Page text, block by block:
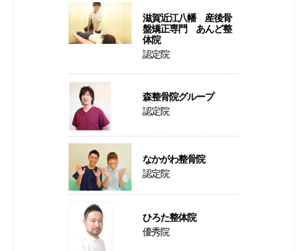
滋賀近江八幡 産後骨
盤矯正専門 あんど整
体院
認定院
森整骨院グループ
認定院
なかがわ整骨院
認定院
ひろた整体院
優秀院